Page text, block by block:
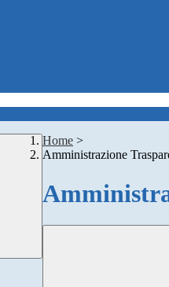
Home >
Amministrazione